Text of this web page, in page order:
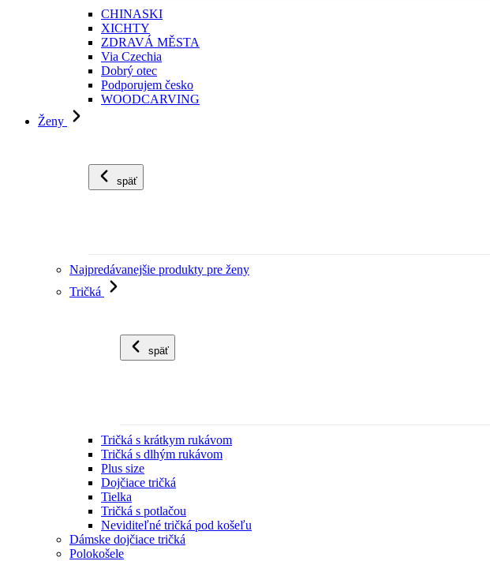
CHINASKI
XICHTY
ZDRAVÁ MĚSTA
Via Czechia
Dobrý otec
Podporujem česko
WOODCARVING
Ženy
späť
Najpredávanejšie produkty pre ženy
Tričká
späť
Tričká s krátkym rukávom
Tričká s dlhým rukávom
Plus size
Dojčiace tričká
Tielka
Tričká s potlačou
Neviditeľné tričká pod košeľu
Dámske dojčiace tričká
Polokošele